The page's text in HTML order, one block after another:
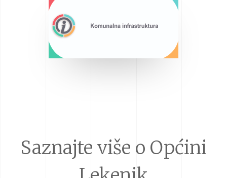
Saznajte više o Općini